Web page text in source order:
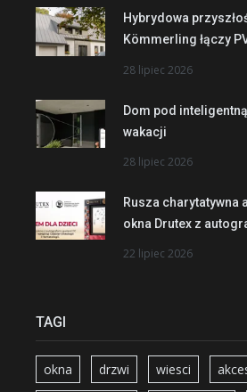
Hybrydowa
Kömmerling łączy
28 lipiec 2026
Dom pod
wakacji
28 lipiec 2026
Rusza charytatywna
okna Drutex z
22 lipiec 2026
TAGI
okna drzwi wiesci